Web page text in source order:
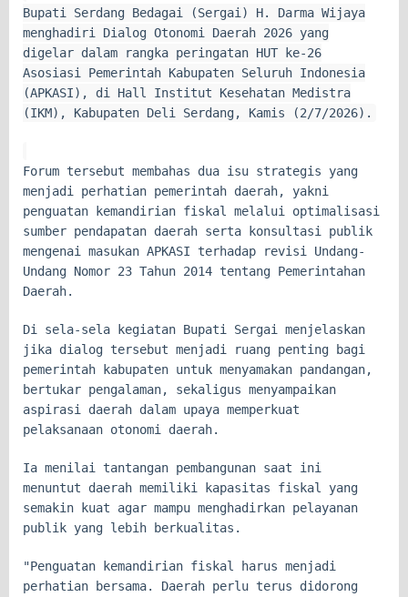
Bupati Serdang Bedagai (Sergai) H. Darma Wijaya
menghadiri Dialog Otonomi Daerah 2026 yang
digelar dalam rangka peringatan HUT ke-26
Asosiasi Pemerintah Kabupaten Seluruh Indonesia
(APKASI), di Hall Institut Kesehatan Medistra
(IKM), Kabupaten Deli Serdang, Kamis (2/7/2026).
Forum tersebut membahas dua isu strategis yang
menjadi perhatian pemerintah daerah, yakni
penguatan kemandirian fiskal melalui optimalisasi
sumber pendapatan daerah serta konsultasi publik
mengenai masukan APKASI terhadap revisi Undang-
Undang Nomor 23 Tahun 2014 tentang Pemerintahan
Daerah.
Di sela-sela kegiatan Bupati Sergai menjelaskan
jika dialog tersebut menjadi ruang penting bagi
pemerintah kabupaten untuk menyamakan pandangan,
bertukar pengalaman, sekaligus menyampaikan
aspirasi daerah dalam upaya memperkuat
pelaksanaan otonomi daerah.
Ia menilai tantangan pembangunan saat ini
menuntut daerah memiliki kapasitas fiskal yang
semakin kuat agar mampu menghadirkan pelayanan
publik yang lebih berkualitas.
"Penguatan kemandirian fiskal harus menjadi
perhatian bersama. Daerah perlu terus didorong